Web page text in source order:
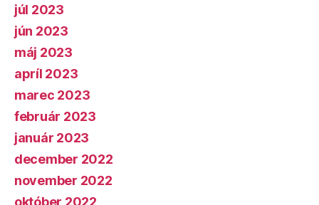
júl 2023
jún 2023
máj 2023
apríl 2023
marec 2023
február 2023
január 2023
december 2022
november 2022
október 2022